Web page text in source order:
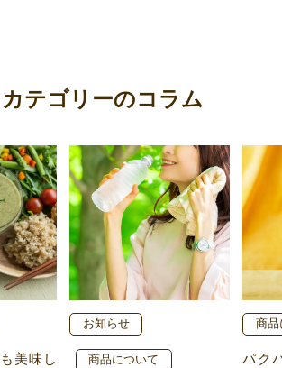
カテゴリーのコラム
美味し
お知らせ
商品について
商品
パク